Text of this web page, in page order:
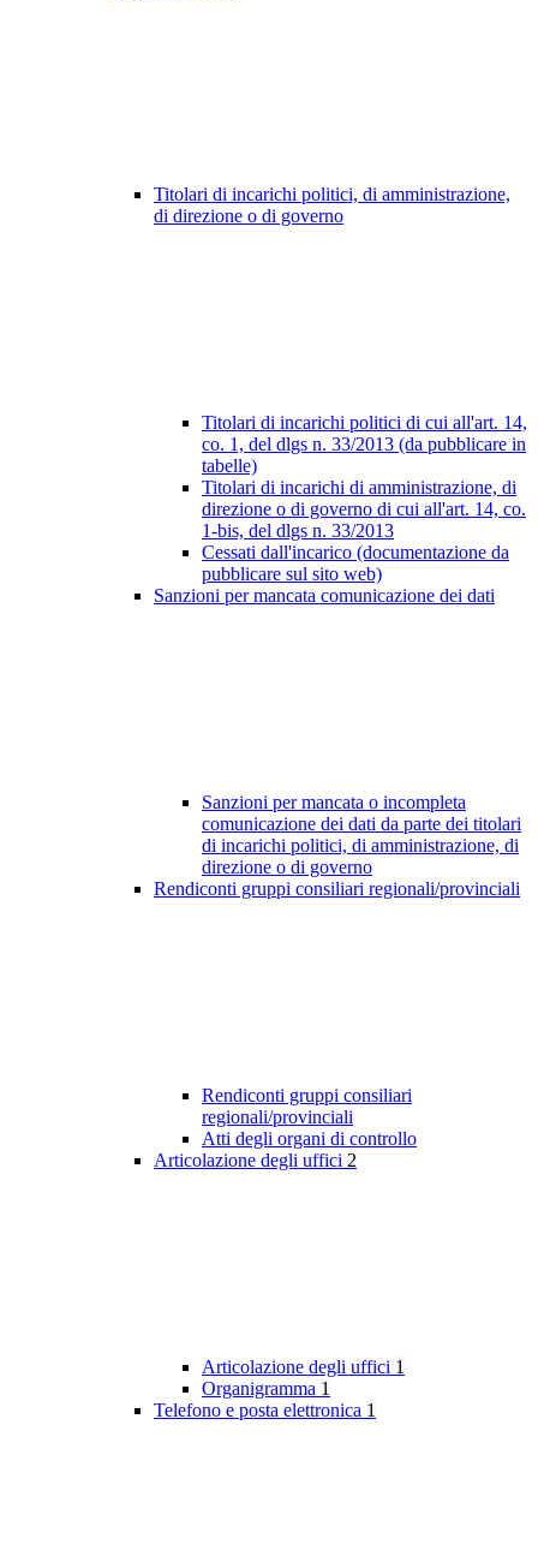
Titolari di incarichi politici, di amministrazione,
di direzione o di governo
Titolari di incarichi politici di cui all'art. 14,
co. 1, del dlgs n. 33/2013 (da pubblicare in
tabelle)
Titolari di incarichi di amministrazione, di
direzione o di governo di cui all'art. 14, co.
1-bis, del dlgs n. 33/2013
Cessati dall'incarico (documentazione da
pubblicare sul sito web)
Sanzioni per mancata comunicazione dei dati
Sanzioni per mancata o incompleta
comunicazione dei dati da parte dei titolari
di incarichi politici, di amministrazione, di
direzione o di governo
Rendiconti gruppi consiliari regionali/provinciali
Rendiconti gruppi consiliari
regionali/provinciali
Atti degli organi di controllo
Articolazione degli uffici 2
Articolazione degli uffici 1
Organigramma 1
Telefono e posta elettronica 1